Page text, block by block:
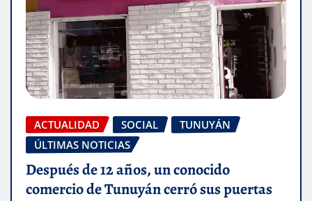
ACTUALIDAD SOCIAL
TUNUYÁN
ÚLTIMAS NOTICIAS
Después de 12 años, un conocido
comercio de Tunuyán cerró sus puertas